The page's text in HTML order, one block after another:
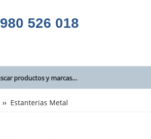
980 526 018
Estanterias Metal